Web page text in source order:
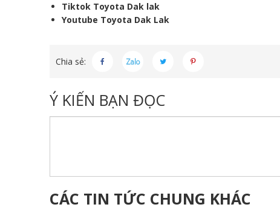
Tiktok Toyota Dak lak
Youtube Toyota Dak Lak
Chia sẻ:
Ý KIẾN BẠN ĐỌC
CÁC TIN TỨC CHUNG KHÁC